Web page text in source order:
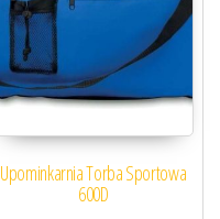
Upominkarnia Torba Sportowa
600D